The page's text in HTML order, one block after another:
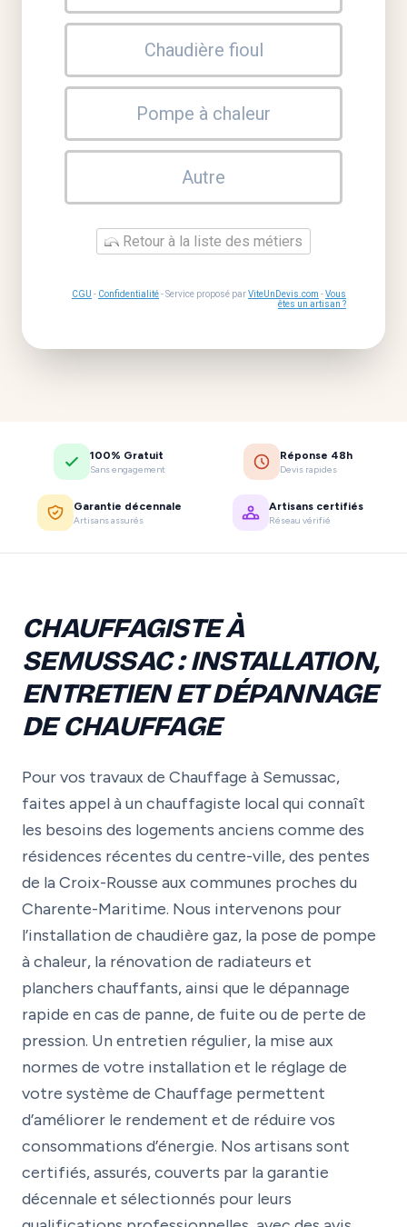
Chaudière fioul
Pompe à chaleur
Autre
Retour à la liste des métiers
CGU - Confidentialité- Service proposé parViteUnDevis.com -Vous
êtes un artisan ?
100% Gratuit
Sans engagement
Réponse 48h
Devis rapides
Garantie décennale
Artisans assurés
Artisans certifiés
Réseau vérifié
CHAUFFAGISTE À
SEMUSSAC : INSTALLATION,
ENTRETIEN ET DÉPANNAGE
DE CHAUFFAGE
Pour vos travaux de Chauffage à Semussac,
faites appel à un chauffagiste local qui connaît
les besoins des logements anciens comme des
résidences récentes du centre-ville, des pentes
de la Croix-Rousse aux communes proches du
Charente-Maritime. Nous intervenons pour
l’installation de chaudière gaz, la pose de pompe
à chaleur, la rénovation de radiateurs et
planchers chauffants, ainsi que le dépannage
rapide en cas de panne, de fuite ou de perte de
pression. Un entretien régulier, la mise aux
normes de votre installation et le réglage de
votre système de Chauffage permettent
d’améliorer le rendement et de réduire vos
consommations d’énergie. Nos artisans sont
certifiés, assurés, couverts par la garantie
décennale et sélectionnés pour leurs